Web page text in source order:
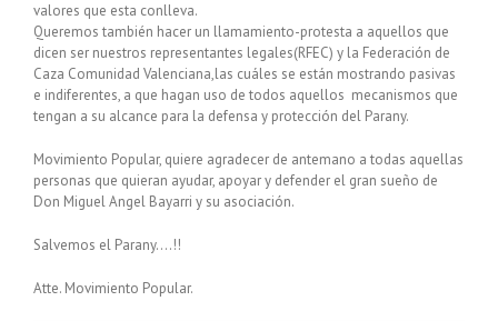
valores que esta conlleva.
Queremos también hacer un llamamiento-protesta a aquellos que
dicen ser nuestros representantes legales(RFEC) y la Federación de
Caza Comunidad Valenciana,las cuáles se están mostrando pasivas
e indiferentes, a que hagan uso de todos aquellos mecanismos que
tengan a su alcance para la defensa y protección del Parany.
Movimiento Popular, quiere agradecer de antemano a todas aquellas
personas que quieran ayudar, apoyar y defender el gran sueño de
Don Miguel Angel Bayarri y su asociación.
Salvemos el Parany….!!
Atte. Movimiento Popular.